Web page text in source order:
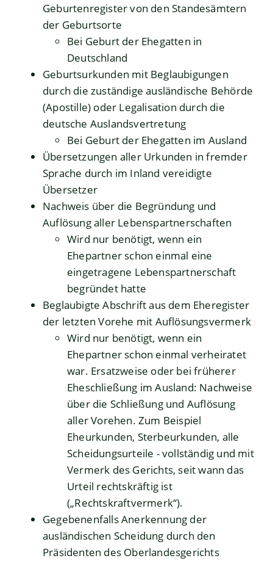
Geburtenregister von den Standesämtern
der Geburtsorte
Bei Geburt der Ehegatten in
Deutschland
Geburtsurkunden mit Beglaubigungen
durch die zuständige ausländische Behörde
(Apostille) oder Legalisation durch die
deutsche Auslandsvertretung
Bei Geburt der Ehegatten im Ausland
Übersetzungen aller Urkunden in fremder
Sprache durch im Inland vereidigte
Übersetzer
Nachweis über die Begründung und
Auflösung aller Lebenspartnerschaften
Wird nur benötigt, wenn ein
Ehepartner schon einmal eine
eingetragene Lebenspartnerschaft
begründet hatte
Beglaubigte Abschrift aus dem Eheregister
der letzten Vorehe mit Auflösungsvermerk
Wird nur benötigt, wenn ein
Ehepartner schon einmal verheiratet
war. Ersatzweise oder bei früherer
Eheschließung im Ausland: Nachweise
über die Schließung und Auflösung
aller Vorehen. Zum Beispiel
Eheurkunden, Sterbeurkunden, alle
Scheidungsurteile - vollständig und mit
Vermerk des Gerichts, seit wann das
Urteil rechtskräftig ist
(„Rechtskraftvermerk“).
Gegebenenfalls Anerkennung der
ausländischen Scheidung durch den
Präsidenten des Oberlandesgerichts